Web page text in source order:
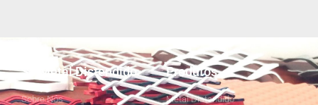
SJ Metal Distendido
Sobre Nós
Produtos
Metal Distendido